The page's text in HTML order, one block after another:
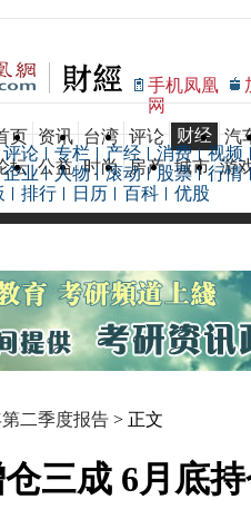
手机凤凰
网
页 资讯 台湾 评论 财经 汽
坛 公益 时尚 房产 城市 游
评论 专栏 产经 消费 视频
企业 人物 滚动 股票 行情
排行 日历 百科 优股
二季度报告 > 正文
三成 6月底持